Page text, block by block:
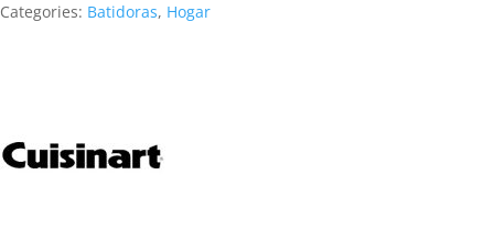
Categories: Batidoras, Hogar